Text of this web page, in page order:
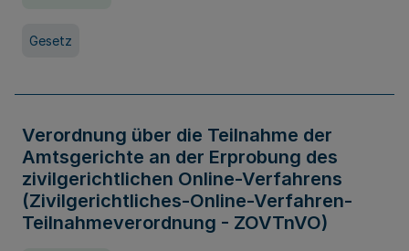
Gesetz
Verordnung über die Teilnahme der
Amtsgerichte an der Erprobung des
zivilgerichtlichen Online-Verfahrens
(Zivilgerichtliches-Online-Verfahren-
Teilnahmeverordnung - ZOVTnVO)